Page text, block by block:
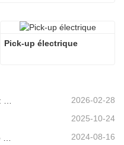
Pick-up électrique
2026-02-28
2025-10-24
2024-08-16